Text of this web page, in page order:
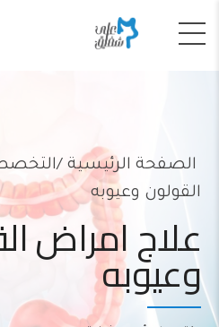
الصفحة الرئيسية
القولون وعيوبه
علاج امراض
وعيوبه